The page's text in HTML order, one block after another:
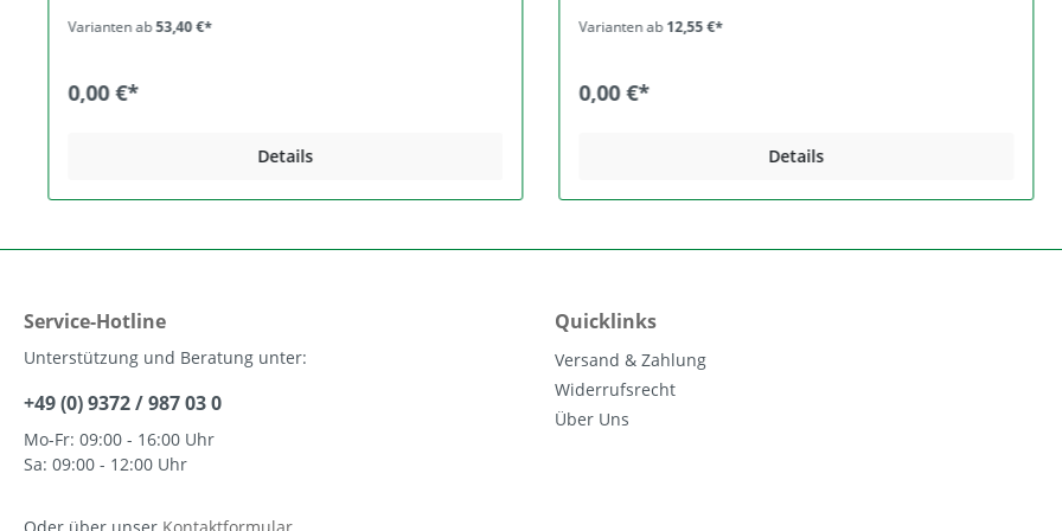
Kalksteinmehl, Wasser, Wasserglas, Ton, Dispersion <
Anwendungssicherheit), Perlite, Cellulosefasern,
Methylcellulose, Xanthan. Körnung 0-1,8 mm
Eimer, 56 Eimer/Pal, ﬂüssig, für ca. 15 m2. Lagerung
und kühl (frostfrei!) für mindestens ein Jahr möglich.
Aufbereitung In der Regel unverdünnt gründlich
per Kurzflor-Rolle oder mit der Bürste.
Varianten ab53,40 €*
0,00 €*
Details
Lagerung Die Lagerung in geschlossenen Gebinden
möglich. Angebrochene Gebinde wieder fest
verschließen. Aufbereitung In der Regel unverdünnt
Bürste. Soll Tiefengrund und Festiger tief in den
nass zu empfehlen. Trocknung Der folgende Auftrag
Temperatur und Luftfeuchtigkeit
Varianten ab12,55 €*
0,00 €*
Details
Service-Hotline
Unterstützung und Beratung unter:
+49 (0) 9372 / 987 03 0
Mo-Fr: 09:00 - 16:00 Uhr
Sa: 09:00 - 12:00 Uhr
Oder über unser Kontaktformular
Quicklinks
Versand & Zahlung
Widerrufsrecht
Über Uns